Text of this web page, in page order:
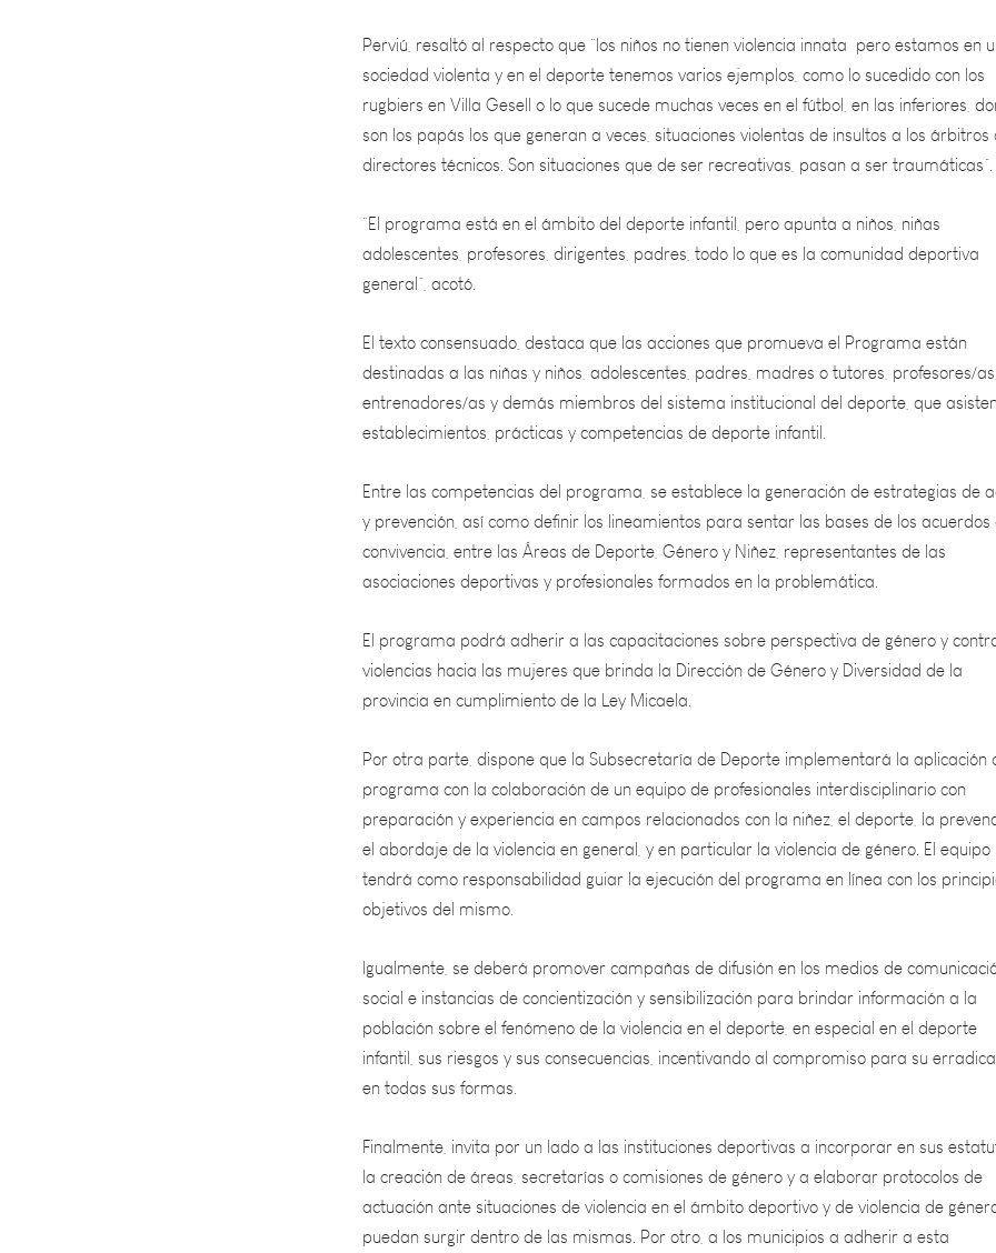
sociedad violenta y en el deporte tenemos varios ejemplos, como lo sucedido con los
rugbiers en Villa Gesell o lo que sucede muchas veces en el fútbol, en las inferiores,
son los papás los que generan a veces, situaciones violentas de insultos a los
directores técnicos. Son situaciones que de ser recreativas, pasan a ser traumáticas”.
“El programa está en el ámbito del deporte infantil, pero apunta a niños, niñas
adolescentes, profesores, dirigentes, padres, todo lo que es la comunidad deportiva
general”, acotó.
El texto consensuado, destaca que las acciones que promueva el Programa están
destinadas a las niñas y niños, adolescentes, padres, madres o tutores, profesores/as,
entrenadores/as y demás miembros del sistema institucional del deporte, que asisten a
establecimientos, prácticas y competencias de deporte infantil.
Entre las competencias del programa, se establece la generación de estrategias de acción
y prevención, así como definir los lineamientos para sentar las bases de los
convivencia, entre las Áreas de Deporte, Género y Niñez, representantes de las
asociaciones deportivas y profesionales formados en la problemática.
El programa podrá adherir a las capacitaciones sobre perspectiva de género y contra las
violencias hacia las mujeres que brinda la Dirección de Género y Diversidad de la
provincia en cumplimiento de la Ley Micaela.
Por otra parte, dispone que la Subsecretaría de Deporte implementará la aplicación del
programa con la colaboración de un equipo de profesionales interdisciplinario con
preparación y experiencia en campos relacionados con la niñez, el deporte, la
el abordaje de la violencia en general, y en particular la violencia de género. El equipo
tendrá como responsabilidad guiar la ejecución del programa en línea con los
objetivos del mismo.
Igualmente, se deberá promover campañas de difusión en los medios de comunicación
social e instancias de concientización y sensibilización para brindar información a la
población sobre el fenómeno de la violencia en el deporte, en especial en el deporte
infantil, sus riesgos y sus consecuencias, incentivando al compromiso para su erradicación
en todas sus formas.
Finalmente, invita por un lado a las instituciones deportivas a incorporar en sus estatutos
la creación de áreas, secretarías o comisiones de género y a elaborar protocolos de
actuación ante situaciones de violencia en el ámbito deportivo y de violencia de
puedan surgir dentro de las mismas. Por otro, a los municipios a adherir a esta
normativa.